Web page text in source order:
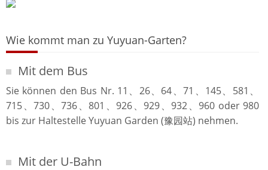
Wie kommt man zu Yuyuan-Garten?
Mit dem Bus
Sie können den Bus Nr. 11、26、64、71、145、581、
715、730、736、801、926、929、932、960 oder 980
bis zur Haltestelle Yuyuan Garden (豫园站) nehmen.
Mit der U-Bahn